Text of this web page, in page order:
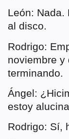
León: Nada.
al disco.
Rodrigo:
noviembre y
terminando.
Ángel:
estoy
Rodrigo: Sí,